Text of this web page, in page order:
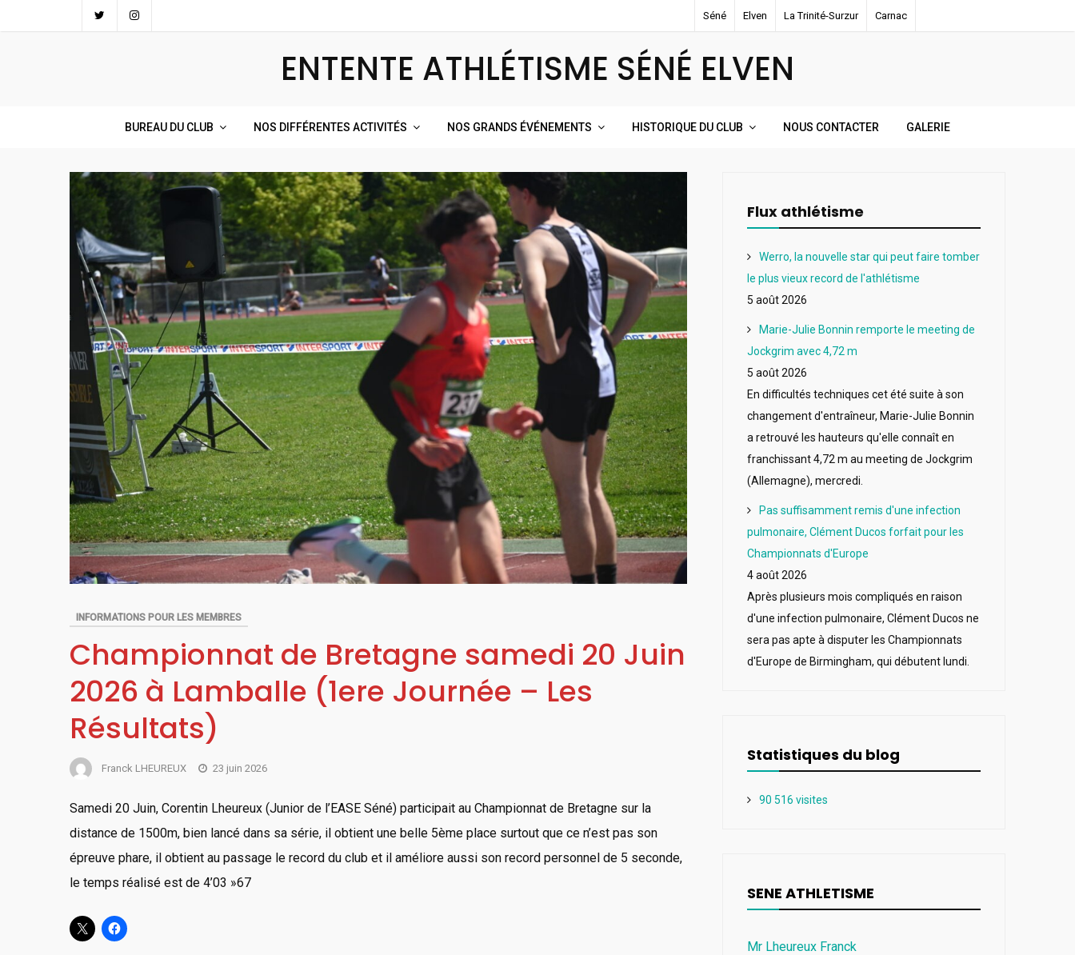
to
Séné Elven La Trinité-Surzur Carnac
ENTENTE ATHLÉTISME SÉNÉ ELVEN
BUREAU DU CLUB NOS DIFFÉRENTES ACTIVITÉS NOS GRANDS ÉVÉNEMENTS HISTORIQUE DU CLUB NOUS CONTACTER GALERIE
INFORMATIONS POUR LES MEMBRES
Championnat de Bretagne samedi 20 Juin
2026 à Lamballe (1ere Journée – Les
Résultats)
Franck LHEUREUX 23 juin 2026
Samedi 20 Juin, Corentin Lheureux (Junior de l’EASE Séné) participait au Championnat de Bretagne sur la
distance de 1500m, bien lancé dans sa série, il obtient une belle 5ème place surtout que ce n’est pas son
épreuve phare, il obtient au passage le record du club et il améliore aussi son record personnel de 5 seconde,
le temps réalisé est de 4’03 »67
Flux athlétisme
Werro, la nouvelle star qui peut faire tomber
le plus vieux record de l'athlétisme
5 août 2026
Marie-Julie Bonnin remporte le meeting de
Jockgrim avec 4,72 m
5 août 2026
En difficultés techniques cet été suite à son
changement d'entraîneur, Marie-Julie Bonnin
a retrouvé les hauteurs qu'elle connaît en
franchissant 4,72 m au meeting de Jockgrim
(Allemagne), mercredi.
Pas suffisamment remis d'une infection
pulmonaire, Clément Ducos forfait pour les
Championnats d'Europe
4 août 2026
Après plusieurs mois compliqués en raison
d'une infection pulmonaire, Clément Ducos ne
sera pas apte à disputer les Championnats
d'Europe de Birmingham, qui débutent lundi.
Statistiques du blog
90 516 visites
SENE ATHLETISME
Mr Lheureux Franck